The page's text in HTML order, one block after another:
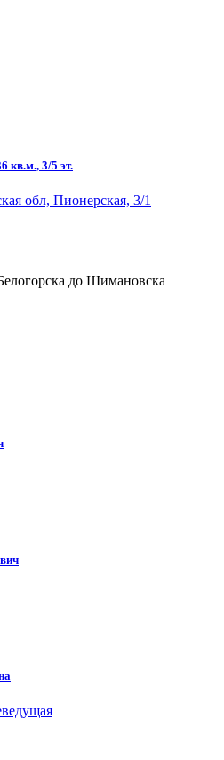
кв.м., 3/5 эт.
обл, Пионерская, 3/1
до Шимановска